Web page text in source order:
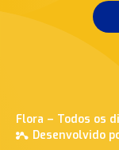
Flora – Todos os
Desenvolvido